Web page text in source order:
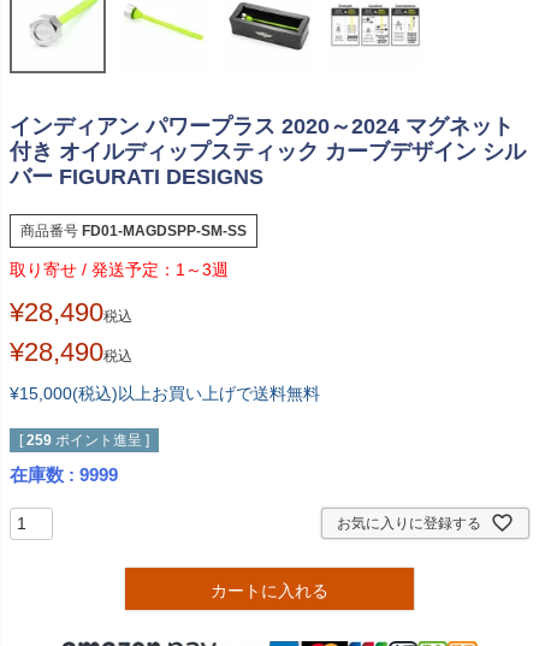
インディアン パワープラス 2020～2024 マグネット
付き オイルディップスティック カーブデザイン シル
バー FIGURATI DESIGNS
商品番号 FD01-MAGDSPP-SM-SS
1～3週
¥28,490税込
¥28,490税込
¥15,000(税込)以上お買い上げで送料無料
[ 259 ポイント進呈 ]
在庫数 9999
お気に入りに登録する
カートに入れる